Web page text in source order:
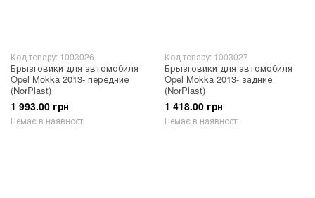
Код товару: 1003026
Брызговики для автомобиля
Opel Mokka 2013- передние
(NorPlast)
1 993.00 грн
Немає в наявності
Код товару: 1003027
Брызговики для автомобиля
Opel Mokka 2013- задние
(NorPlast)
1 418.00 грн
Немає в наявності